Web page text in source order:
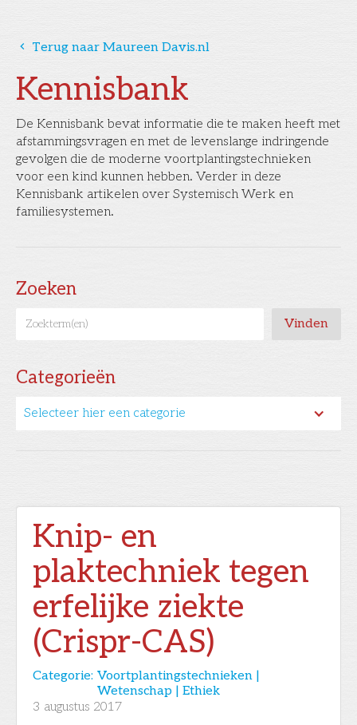
Kennisbank
De Kennisbank bevat informatie die te maken heeft met
afstammingsvragen en met de levenslange indringende
gevolgen die de moderne voortplantingstechnieken
voor een kind kunnen hebben. Verder in deze
Kennisbank artikelen over Systemisch Werk en
familiesystemen.
Zoeken
Categorieën
Selecteer hier een categorie
󰅁 Terug naar Maureen Davis.nl
Knip- en
plaktechniek tegen
erfelijke ziekte
(Crispr-CAS)
Categorie: Voortplantingstechnieken |
Wetenschap | Ethiek
3 augustus 2017